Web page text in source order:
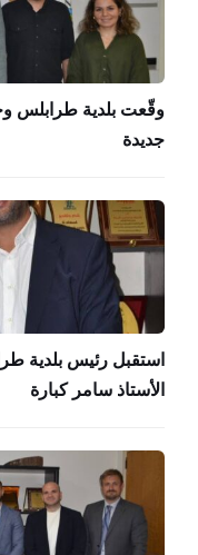
وقّعت بلدية طرابلس
جديدة
استقبل رئيس بلدية
الأستاذ سامر كبارة